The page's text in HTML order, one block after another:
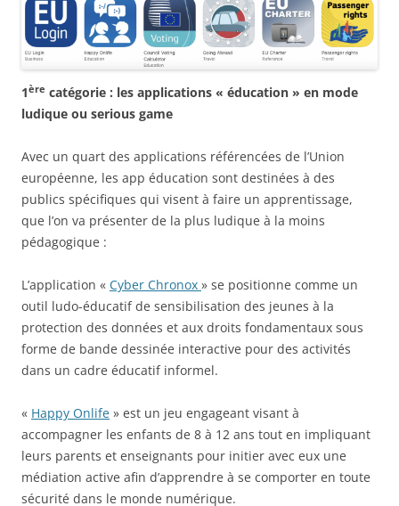
1ère catégorie : les applications « éducation » en mode
ludique ou serious game
Avec un quart des applications référencées de l’Union
européenne, les app éducation sont destinées à des
publics spécifiques qui visent à faire un apprentissage,
que l’on va présenter de la plus ludique à la moins
pédagogique :
L’application « Cyber Chronox » se positionne comme un
outil ludo-éducatif de sensibilisation des jeunes à la
protection des données et aux droits fondamentaux sous
forme de bande dessinée interactive pour des activités
dans un cadre éducatif informel.
« Happy Onlife » est un jeu engageant visant à
accompagner les enfants de 8 à 12 ans tout en impliquant
leurs parents et enseignants pour initier avec eux une
médiation active afin d’apprendre à se comporter en toute
sécurité dans le monde numérique.